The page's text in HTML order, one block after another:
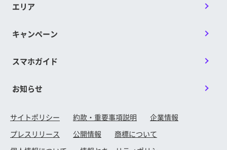
エリア
キャンペーン
スマホガイド
お知らせ
サイトポリシー 約款・重要事項説明
企業情報
プレスリリース
公開情報
商標について